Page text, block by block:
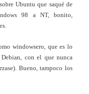
Ubuntu que saqué de
98 a NT, bonito,
windowsero, que es lo
con el que nunca
Bueno, tampoco los